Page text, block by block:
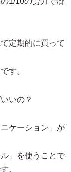
定期的に買って
す。
いの？
ケーション」が
」を使うことで
。